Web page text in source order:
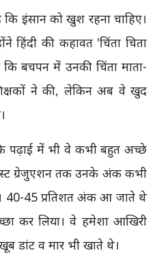
इंसान को खुश रहना चाहिए।
हिंदी की कहावत 'चिंता चिता
बचपन में उनकी चिंता माता-
ने की, लेकिन अब वे खुद
पढ़ाई में भी वे कभी बहुत अच्छे
ग्रेजुएशन तक उनके अंक कभी
40-45 प्रतिशत अंक आ जाते थे
कर लिया। वे हमेशा आखिरी
डांट व मार भी खाते थे।